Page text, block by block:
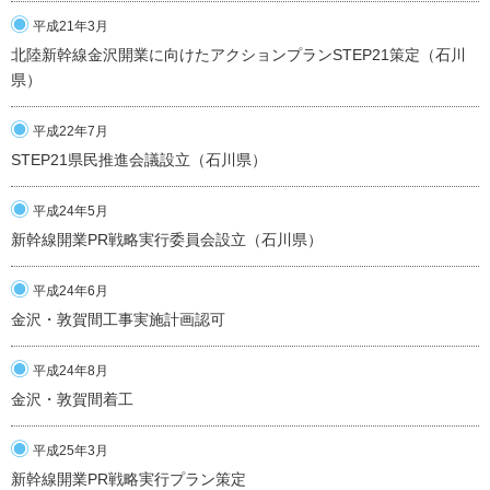
平成21年3月
北陸新幹線金沢開業に向けたアクションプランSTEP21策定（石川
県）
平成22年7月
STEP21県民推進会議設立（石川県）
平成24年5月
新幹線開業PR戦略実行委員会設立（石川県）
平成24年6月
金沢・敦賀間工事実施計画認可
平成24年8月
金沢・敦賀間着工
平成25年3月
新幹線開業PR戦略実行プラン策定